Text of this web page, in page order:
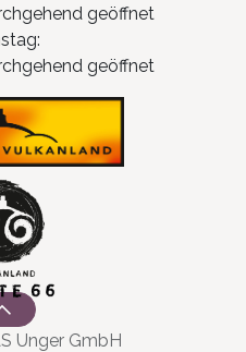
geöffnet
geöffnet
Unger GmbH